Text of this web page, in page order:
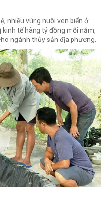
nhiều vùng nuôi ven biển ở
kinh tế hàng tỷ đồng mỗi năm,
ngành thủy sản địa phương.